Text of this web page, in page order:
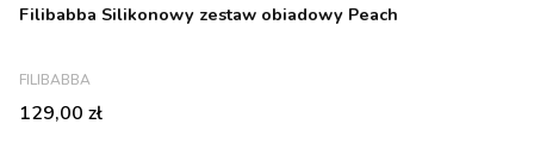
Filibabba Silikonowy zestaw obiadowy Peach
PRODUCENT
FILIBABBA
Cena
129,00 zł